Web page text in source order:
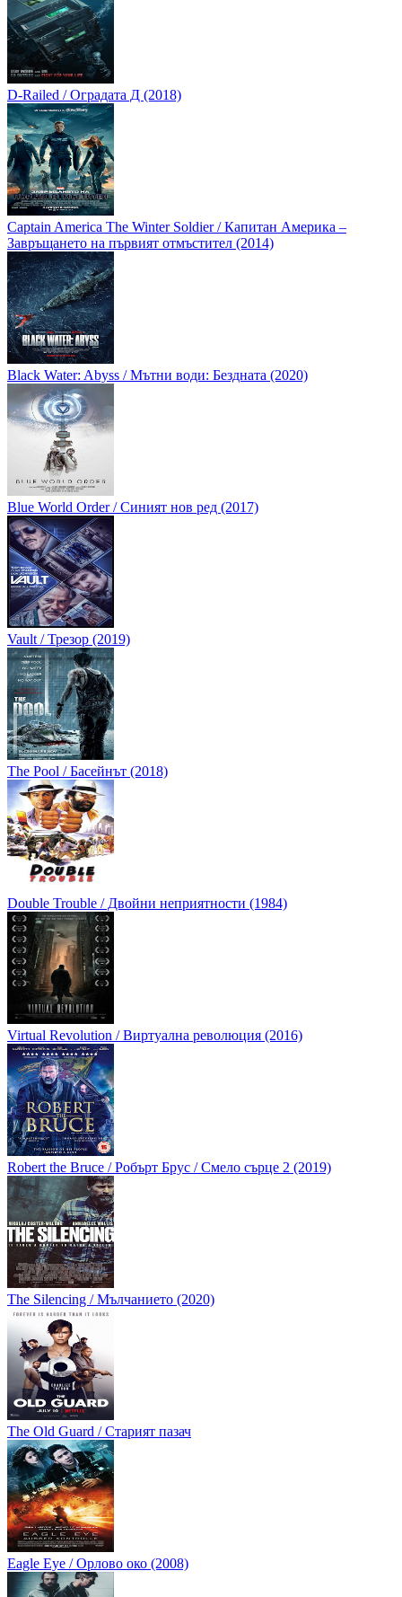
D-Railed / Оградата Д (2018)
Captain America The Winter Soldier / Капитан Америка –
Завръщането на първият отмъстител (2014)
Black Water: Abyss / Мътни води: Бездната (2020)
Blue World Order / Синият нов ред (2017)
Vault / Трезор (2019)
The Pool / Басейнът (2018)
Double Trouble / Двойни неприятности (1984)
Virtual Revolution / Виртуална революция (2016)
Robert the Bruce / Робърт Брус / Смело сърце 2 (2019)
The Silencing / Мълчанието (2020)
The Old Guard / Старият пазач
Eagle Eye / Орлово око (2008)